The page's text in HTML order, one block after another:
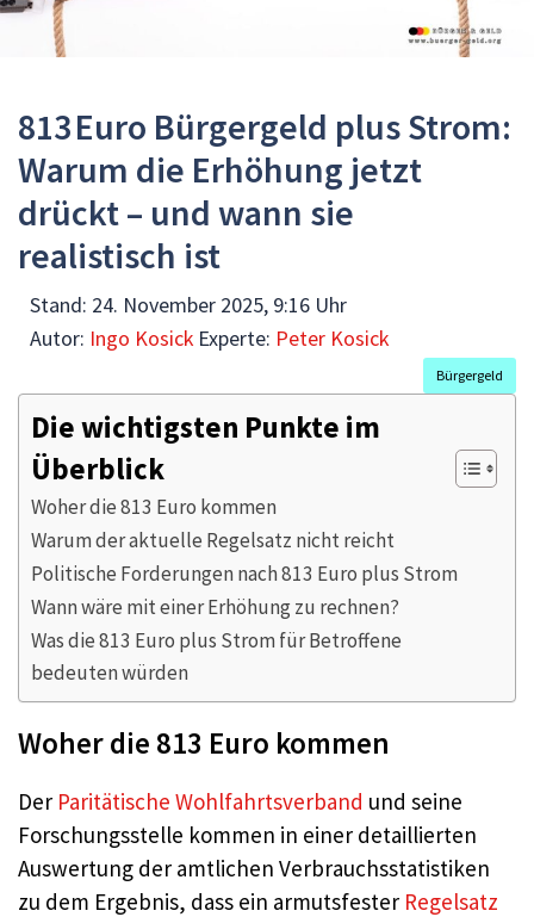
813 Euro Bürgergeld plus Strom:
Warum die Erhöhung jetzt
drückt – und wann sie
realistisch ist
Stand: 24. November 2025, 9:16 Uhr
Autor: Ingo Kosick Experte: Peter Kosick
Bürgergeld
Die wichtigsten Punkte im
Überblick
Woher die 813 Euro kommen
Warum der aktuelle Regelsatz nicht reicht
Politische Forderungen nach 813 Euro plus Strom
Wann wäre mit einer Erhöhung zu rechnen?
Was die 813 Euro plus Strom für Betroffene
bedeuten würden
Woher die 813 Euro kommen
Der Paritätische Wohlfahrtsverband und seine
Forschungsstelle kommen in einer detaillierten
Auswertung der amtlichen Verbrauchsstatistiken
zu dem Ergebnis, dass ein armutsfester Regelsatz